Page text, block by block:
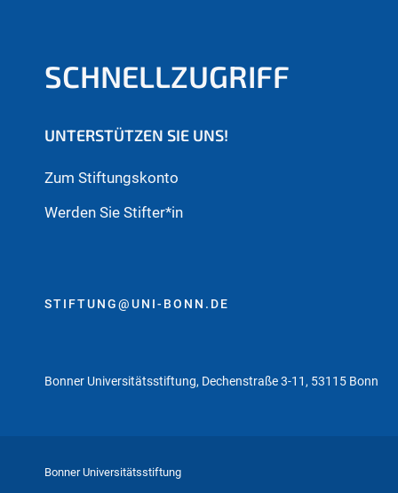
SCHNELLZUGRIFF
UNTERSTÜTZEN SIE UNS!
Zum Stiftungskonto
Werden Sie Stifter*in
STIFTUNG@UNI-BONN.DE
Bonner Universitätsstiftung, Dechenstraße 3-11, 53115 Bonn
Bonner Universitätsstiftung